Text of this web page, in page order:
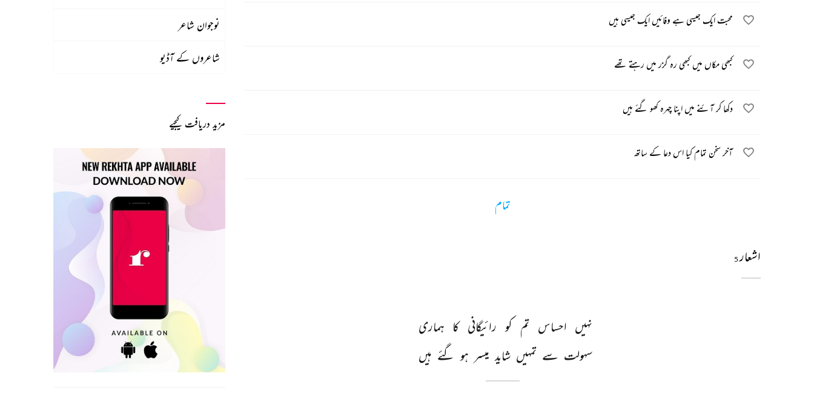
محبت ایک جیسی ہے وفائیں ایک جیسی ہیں
کبھی مکاں میں کبھی رہ گزر میں رہتے تھے
دکھا کر آئنے میں اپنا چہرہ کھو گئے ہیں
آخر سخن تمام کیا اس دعا کے ساتھ
تمام
اشعار5
نہیں احساس تم کو رائیگانی کا ہماری
سہولت سے تمہیں شاید میسر ہو گئے ہیں
نوجوان شاعر
شاعروں کے آڈیو
مزید دریافت کیجیے